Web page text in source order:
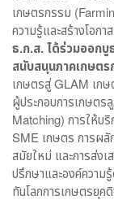
เกษตรกรรม
ความรู้และสร้างโอก
ธ.ก.ส. ได้ร่วมออก
สนับสนุนภาคเกษตร
เกษตรสู่ GLAM เกษ
ผู้ประกอบการเกษต
Matching) การให้บ
SME เกษตร การผลั
สมัยใหม่ และการส่ง
ปรึกษาและองค์ความ
ทันโลกการเกษตรยุค